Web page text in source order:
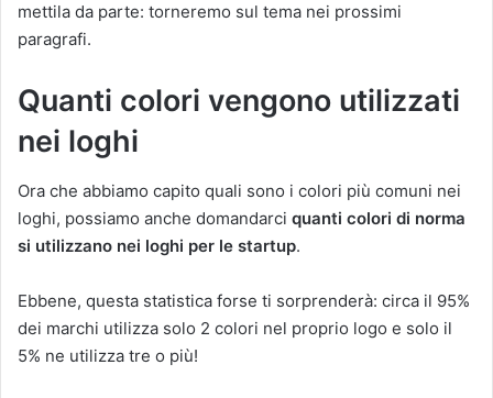
mettila da parte: torneremo sul tema nei prossimi
paragrafi.
Quanti colori vengono utilizzati
nei loghi
Ora che abbiamo capito quali sono i colori più comuni nei
loghi, possiamo anche domandarci quanti colori di norma
si utilizzano nei loghi per le startup.
Ebbene, questa statistica forse ti sorprenderà: circa il 95%
dei marchi utilizza solo 2 colori nel proprio logo e solo il
5% ne utilizza tre o più!